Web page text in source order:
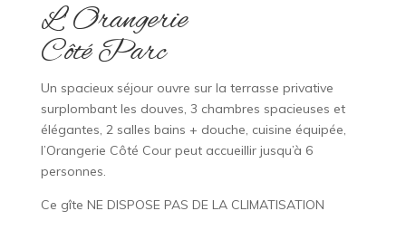
L’ Orangerie
Côté Parc
Un spacieux séjour ouvre sur la terrasse privative
surplombant les douves, 3 chambres spacieuses et
élégantes, 2 salles bains + douche, cuisine équipée,
l’Orangerie Côté Cour peut accueillir jusqu’à 6
personnes.
Ce gîte NE DISPOSE PAS DE LA CLIMATISATION